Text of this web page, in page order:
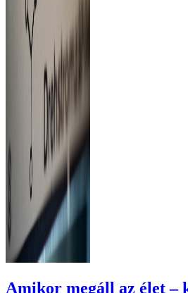
Amikor megáll az élet –